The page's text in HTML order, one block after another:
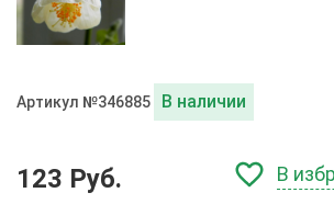
Артикул №346885 В наличии
123 Руб. В